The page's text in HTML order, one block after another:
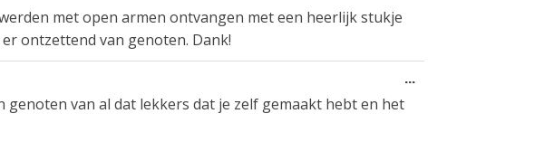
met open armen ontvangen met een heerlijk stukje
ontzettend van genoten. Dank!
van al dat lekkers dat je zelf gemaakt hebt en het
...